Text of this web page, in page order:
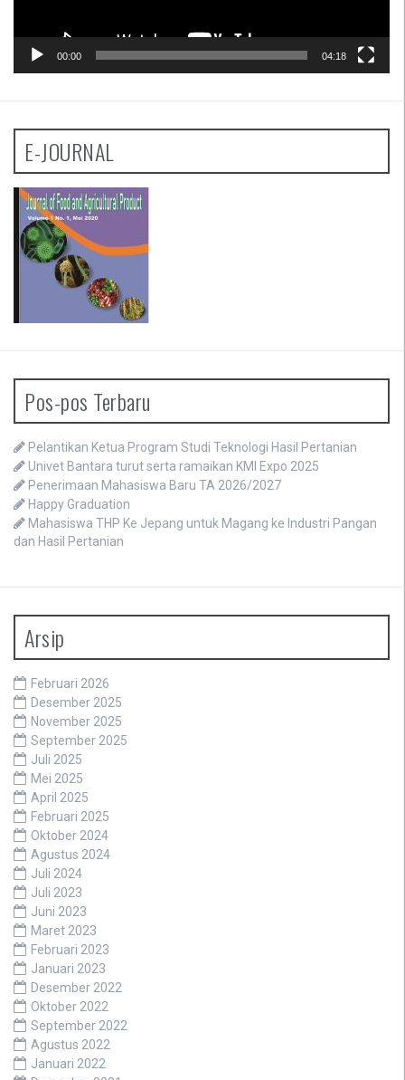
00:00 04:18
E-JOURNAL
Pos-pos Terbaru
Pelantikan Ketua Program Studi Teknologi Hasil Pertanian
Univet Bantara turut serta ramaikan KMI Expo 2025
Penerimaan Mahasiswa Baru TA 2026/2027
Happy Graduation
Mahasiswa THP Ke Jepang untuk Magang ke Industri Pangan
dan Hasil Pertanian
Arsip
Februari 2026
Desember 2025
November 2025
September 2025
Juli 2025
Mei 2025
April 2025
Februari 2025
Oktober 2024
Agustus 2024
Juli 2024
Juli 2023
Juni 2023
Maret 2023
Februari 2023
Januari 2023
Desember 2022
Oktober 2022
September 2022
Agustus 2022
Januari 2022